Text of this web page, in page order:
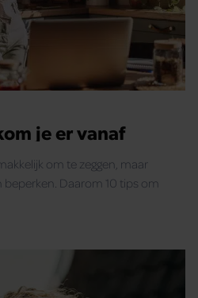
je er vanaf
om te zeggen, maar
beperken. Daarom 10 tips om